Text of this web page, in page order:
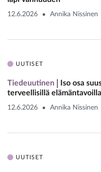
12.6.2026 Annika Nissinen
UUTISET
Tiedeuutinen
Iso osa
terveellisillä elämäntavoilla
12.6.2026 Annika Nissinen
UUTISET